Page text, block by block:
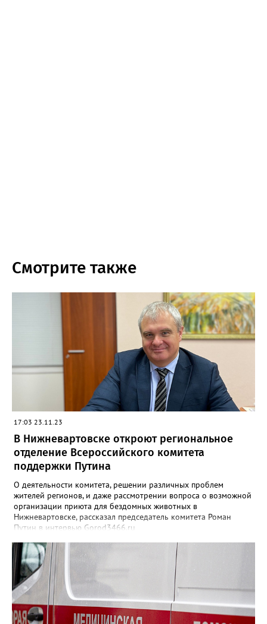
Смотрите также
17:03 23.11.23
В Нижневартовске откроют региональное
отделение Всероссийского комитета
поддержки Путина
О деятельности комитета, решении различных проблем
жителей регионов, и даже рассмотрении вопроса о возможной
организации приюта для бездомных животных в
Нижневартовске, рассказал председатель комитета Роман
Путин в интервью Gorod3466.ru